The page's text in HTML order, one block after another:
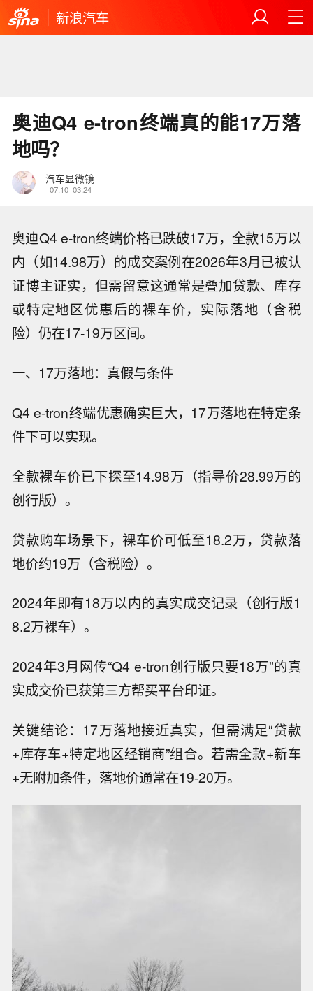
新浪汽车
奥迪Q4 e-tron终端真的能17万落
地吗？
汽车显微镜
07.10 03:24
奥迪Q4 e-tron终端价格已跌破17万，全款15万以
内（如14.98万）的成交案例在2026年3月已被认
证博主证实，但需留意这通常是叠加贷款、库存
或特定地区优惠后的裸车价，实际落地（含税
险）仍在17-19万区间。
一、17万落地：真假与条件
Q4 e-tron终端优惠确实巨大，17万落地在特定条
件下可以实现。
全款裸车价已下探至14.98万（指导价28.99万的
创行版）。
贷款购车场景下，裸车价可低至18.2万，贷款落
地价约19万（含税险）。
2024年即有18万以内的真实成交记录（创行版1
8.2万裸车）。
2024年3月网传“Q4 e-tron创行版只要18万”的真
实成交价已获第三方帮买平台印证。
关键结论：17万落地接近真实，但需满足“贷款
+库存车+特定地区经销商”组合。若需全款+新车
+无附加条件，落地价通常在19-20万。